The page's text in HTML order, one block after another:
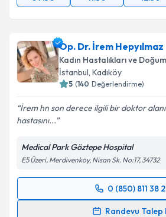
Op. Dr. İrem Hepyılmaz
Kadın Hastalıkları ve Doğum
İstanbul, Kadıköy
5 (140 Değerlendirme)
İrem hn son derece ilgili bir doktor
hastasını...
Medical Park Göztepe Hospital
E5 Üzeri, Merdivenköy, Nisan Sk. No:17, 34732
0 (850) 811 38
Randevu Talep
Randevu Takvimi Talebi